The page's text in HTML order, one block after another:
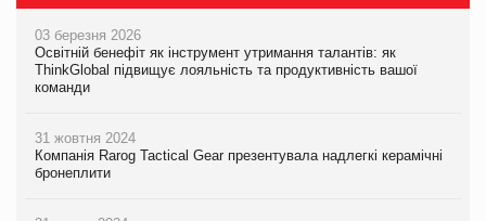
03 березня 2026
Освітній бенефіт як інструмент утримання талантів: як
ThinkGlobal підвищує лояльність та продуктивність вашої
команди
31 жовтня 2024
Компанія Rarog Tactical Gear презентувала надлегкі керамічні
бронеплити